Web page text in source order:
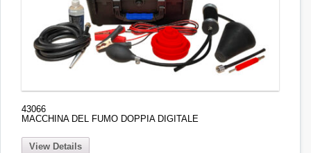
43066
MACCHINA DEL FUMO DOPPIA DIGITALE
View Details